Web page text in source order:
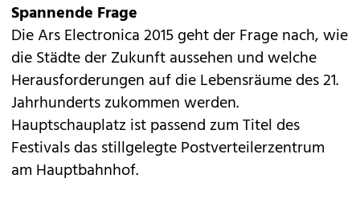
Spannende Frage
Die Ars Electronica 2015 geht der Frage nach, wie
die Städte der Zukunft aussehen und welche
Herausforderungen auf die Lebensräume des 21.
Jahrhunderts zukommen werden.
Hauptschauplatz ist passend zum Titel des
Festivals das stillgelegte Postverteilerzentrum
am Hauptbahnhof.